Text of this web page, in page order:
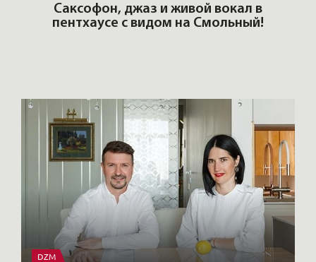
Саксофон, джаз и живой вокал в
пентхаусе с видом на Смольный!
DZM